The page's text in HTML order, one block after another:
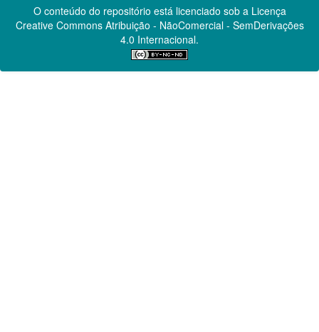
O conteúdo do repositório está licenciado sob a Licença
Creative CommonsAtribuição - NãoComercial - SemDerivações
4.0 Internacional.